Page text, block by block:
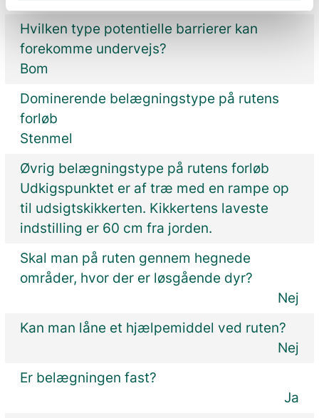
Hvilken type potentielle barrierer kan
forekomme undervejs?
Bom
Dominerende belægningstype på rutens
forløb
Stenmel
Øvrig belægningstype på rutens forløb
Udkigspunktet er af træ med en rampe op
til udsigtskikkerten. Kikkertens laveste
indstilling er 60 cm fra jorden.
Skal man på ruten gennem hegnede
områder, hvor der er løsgående dyr?
Nej
Kan man låne et hjælpemiddel ved ruten?
Nej
Er belægningen fast?
Ja